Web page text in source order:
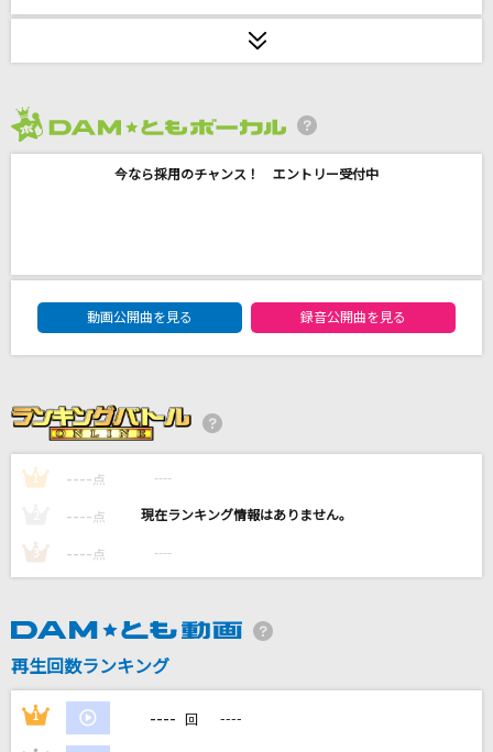
[生音]ジュリアに傷心(ハートブレイク)
島みやえい子(島宮えい子)
サリシノハラ
ポルノグラフィティ
Booo!
TOKOTOKO(西沢さんP)feat.音街ウナ
Umbrella
シクフォニ
今なら採用のチャンス！ エントリー受付中
DAM★ともボーカルエントリーランキング
動画公開曲を見る
録音公開曲を見る
1 ---- 点 ----
---- 点 ----
3 ---- 点 ----
再生回数ランキング
1 ---- 回 ----